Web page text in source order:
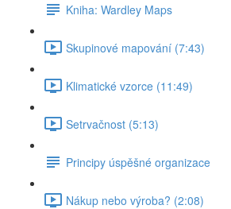
Kniha: Wardley Maps
Skupinové mapování (7:43)
Klimatické vzorce (11:49)
Setrvačnost (5:13)
Principy úspěšné organizace
Nákup nebo výroba? (2:08)